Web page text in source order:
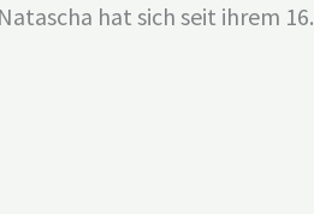
hat sich seit ihrem 16.